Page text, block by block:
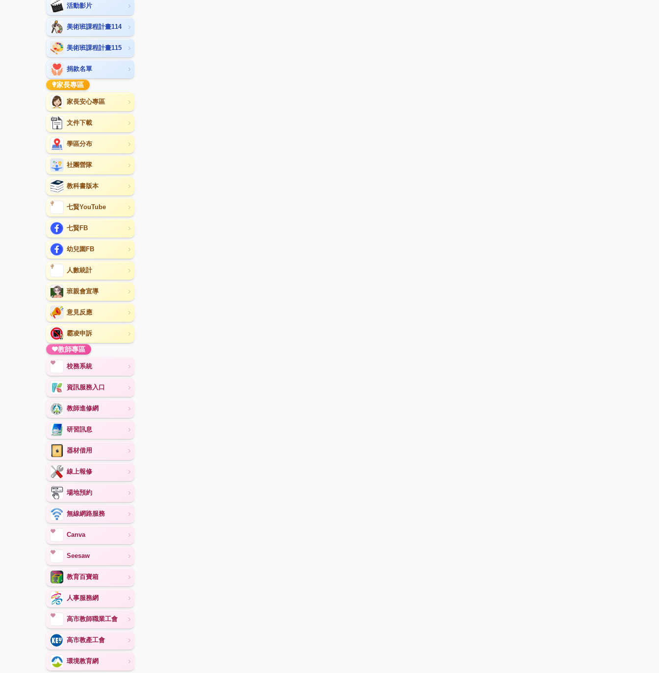
活動影片
美術班課程計畫114
美術班課程計畫115
捐款名單
家長專區
家長安心專區
文件下載
學區分布
社團營隊
教科書版本
七賢YouTube
七賢FB
幼兒園FB
人數統計
班親會宣導
意見反應
霸凌申訴
教師專區
校務系統
資訊服務入口
教師進修網
研習訊息
器材借用
線上報修
場地預約
無線網路服務
Canva
Seesaw
教育百寶箱
人事服務網
高市教師職業工會
高市教產工會
環境教育網